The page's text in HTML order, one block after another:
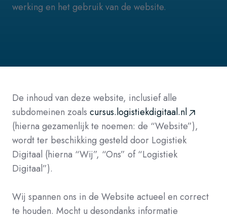
werking en het gebruik van de website.
De inhoud van deze website, inclusief alle
subdomeinen zoals cursus.logistiekdigitaal.nl
(hierna gezamenlijk te noemen: de “Website”),
wordt ter beschikking gesteld door Logistiek
Digitaal (hierna “Wij”, “Ons” of “Logistiek
Digitaal”).
Wij spannen ons in de Website actueel en correct
te houden. Mocht u desondanks informatie